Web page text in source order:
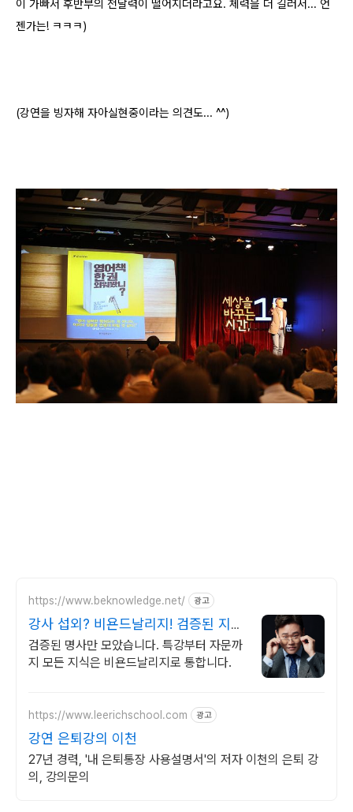
이 가빠서 후반부의 전달력이 떨어지더라고요. 체력을 더 길러서... 언
젠가는! ㅋㅋㅋ)
(강연을 빙자해 자아실현중이라는 의견도... ^^)
https://www.beknowledge.net/ 광고
강사 섭외? 비욘드날리지! 검증된 지식
명사만 모았다
검증된 명사만 모았습니다. 특강부터 자문까
지 모든 지식은 비욘드날리지로 통합니다.
https://www.leerichschool.com 광고
강연 은퇴강의 이천
27년 경력, '내 은퇴통장 사용설명서'의 저자 이천의 은퇴 강
의, 강의문의